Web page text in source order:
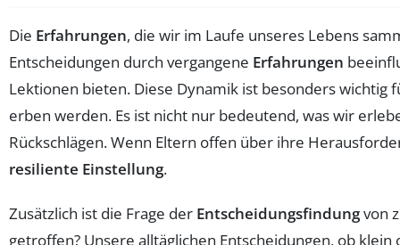
Die Erfahrungen, die wir im Laufe unseres Lebens
Entscheidungen durch vergangene Erfahrungen
Lektionen bieten. Diese Dynamik ist besonders wichtig
erben werden. Es ist nicht nur bedeutend, was wir
Rückschlägen. Wenn Eltern offen über ihre
resiliente Einstellung.
Zusätzlich ist die Frage der Entscheidungsfindungvon
getroffen? Unsere alltäglichen Entscheidungen, ob